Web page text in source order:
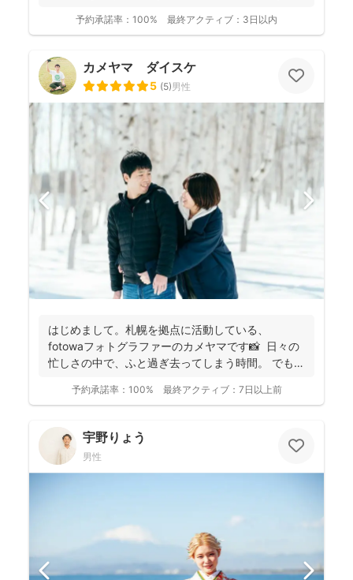
予約承諾率： 100% 最終アクティブ： 3日以内
カメヤマ ダイスケ
5 (5)男性
はじめまして。札幌を拠点に活動している、
fotowaフォトグラファーのカメヤマです📸 日々の
忙しさの中で、ふと過ぎ去ってしまう時間。 でもそ
予約承諾率： 100% 最終アクティブ： 7日以上前
宇野りょう
男性